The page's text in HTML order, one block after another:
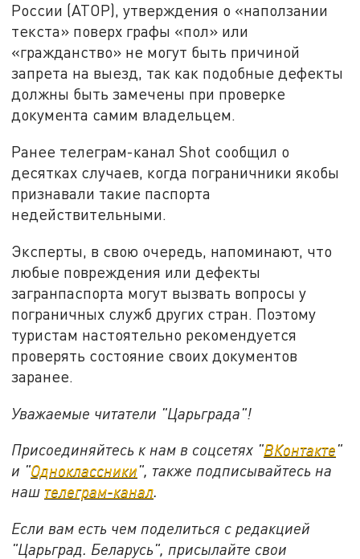
России (АТОР), утверждения о «наползании
текста» поверх графы «пол» или
«гражданство» не могут быть причиной
запрета на выезд, так как подобные дефекты
должны быть замечены при проверке
документа самим владельцем.
Ранее телеграм-канал Shot сообщил о
десятках случаев, когда пограничники якобы
признавали такие паспорта
недействительными.
Эксперты, в свою очередь, напоминают, что
любые повреждения или дефекты
загранпаспорта могут вызвать вопросы у
пограничных служб других стран. Поэтому
туристам настоятельно рекомендуется
проверять состояние своих документов
заранее.
Уважаемые читатели "Царьграда"!
Присоединяйтесь к нам в соцсетях "ВКонтакте"
и "Одноклассники", также подписывайтесь на
наш телеграм-канал.
Если вам есть чем поделиться с редакцией
"Царьград. Беларусь", присылайте свои